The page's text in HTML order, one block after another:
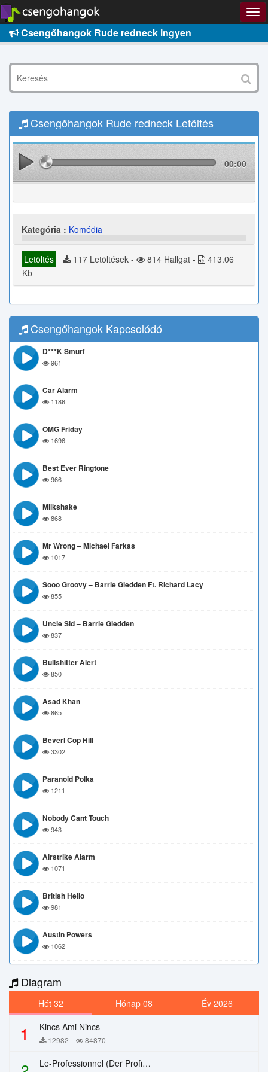
Csengőhangok Rude redneck ingyen
Csengőhangok Rude redneck Letöltés
00:00
Kategória : Komédia
Letöltés 117 Letöltések - 814 Hallgat -
413.06
Kb
Csengőhangok Kapcsolódó
D***k Smurf
961
Car Alarm
1186
OMG Friday
1696
Best Ever Ringtone
966
Milkshake
868
Mr Wrong – Michael Farkas
1017
Sooo Groovy – Barrie Gledden Ft. Richard Lacy
855
Uncle Sid – Barrie Gledden
837
Bullshitter Alert
850
Asad Khan
865
Beverl Cop Hill
3302
Paranoid Polka
1211
Nobody Cant Touch
943
Airstrike Alarm
1071
British Hello
981
Austin Powers
1062
Diagram
Hét 32 Hónap 08 Év 2026
1 Kincs Ami Nincs
12982 84870
Le-Professionnel (Der Profi) – Chi Mai